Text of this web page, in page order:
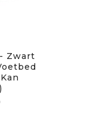
Zwart